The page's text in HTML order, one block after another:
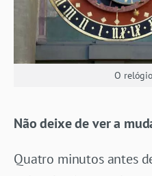
O
Não deixe de ver a
Quatro minutos antes